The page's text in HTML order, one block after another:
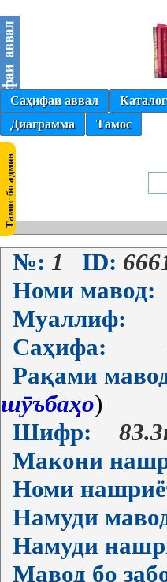
Саҳифаи аввал
Диаграмма
Тамос
№: 1 ID:
Номи мавод:
Муаллиф:
Саҳифа:
Рақами
шӯъбаҳо)
Шифр:
Макони
Номи
Намуди
Намуди
Мавод бо